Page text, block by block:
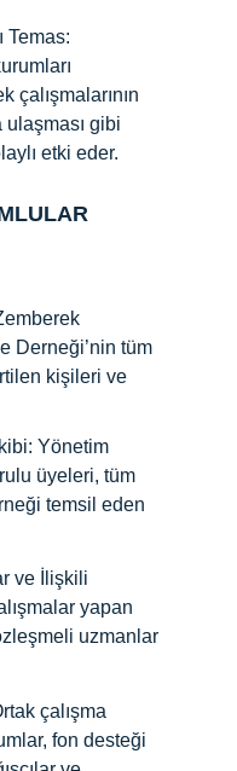
Temas:
çalışmalarının
gibi
etki eder.
Derneği’nin tüm
kişileri ve
üyeleri, tüm
temsil eden
yapan
uzmanlar
fon desteği